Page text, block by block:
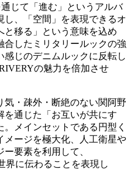
じて「進む」というアルバ
し、「空間」を表現できるオ
と移る」という意味を込め
合したミリタリールックの強
じのデニムルックに反転し
の魅力を倍加させ
気・疎外・断絶のない関阿野
を通じた「お互いが共にす
メインセットである円型く
メージを極大化、人工衛星や
要素を利用して、
界に伝わることを表現し